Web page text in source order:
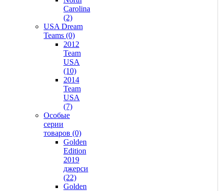
Carolina
(2)
USA Dream
Teams (0)
2012
Team
USA
(10)
2014
Team
USA
(7)
Особые
серии
товаров (0)
Golden
Edition
2019
джерси
(22)
Golden